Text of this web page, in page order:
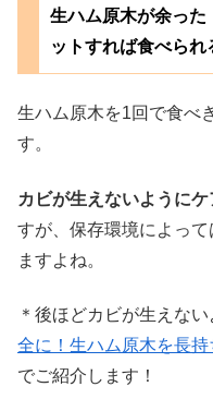
生ハム原木が余った
ットすれば食べられ
生ハム原木を1回で食べ
す。
カビが生えないようにケ
すが、保存環境によって
ますよね。
＊後ほどカビが生えな
全に！生ハム原木を長
でご紹介します！